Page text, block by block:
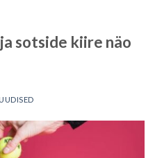
sotside kiire näo